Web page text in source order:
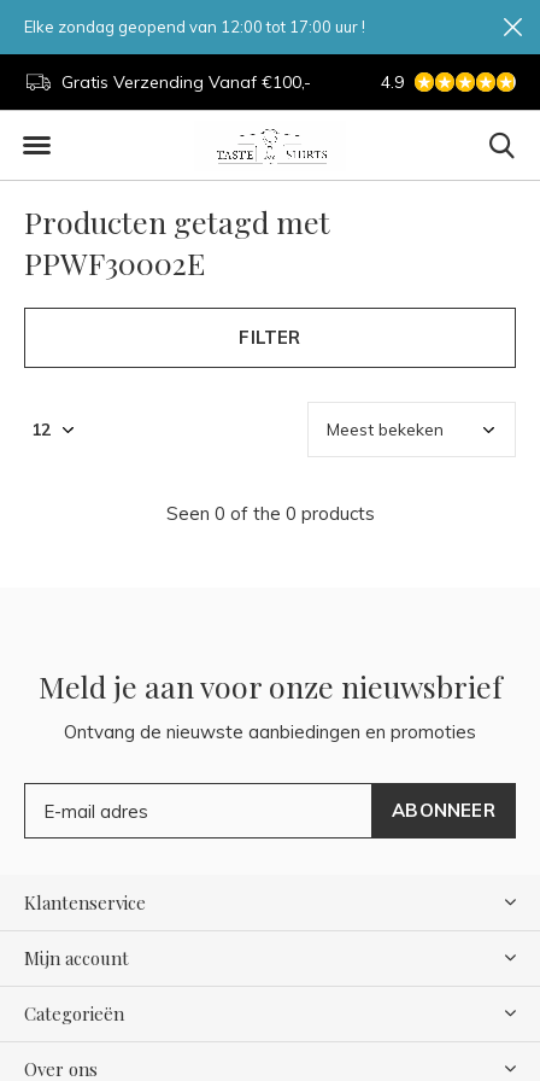
Gratis Verzending Vanaf €100,- 7 Dagen Per
4.9
Elke zondag geopend van 12:00 tot 17:00 uur !
Producten getagd met
PPWF30002E
FILTER
Seen 0 of the 0 products
Meld je aan voor onze nieuwsbrief
Ontvang de nieuwste aanbiedingen en promoties
ABONNEER
Klantenservice
Mijn account
Categorieën
Over ons